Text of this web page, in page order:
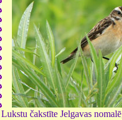
Lukstu čakstīte Jelgavas